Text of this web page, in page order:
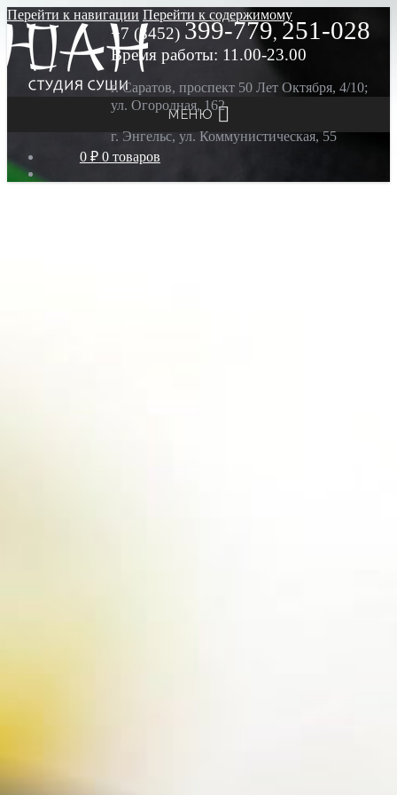
Перейти к навигации Перейти к содержимому
МЕНЮ
0 ₽ 0 товаров
+7 (8452) 399-779, 251-028
Время работы: 11.00-23.00
г. Саратов, проспект 50 Лет Октября, 4/10;
ул. Огородная, 162
г. Энгельс, ул. Коммунистическая, 55